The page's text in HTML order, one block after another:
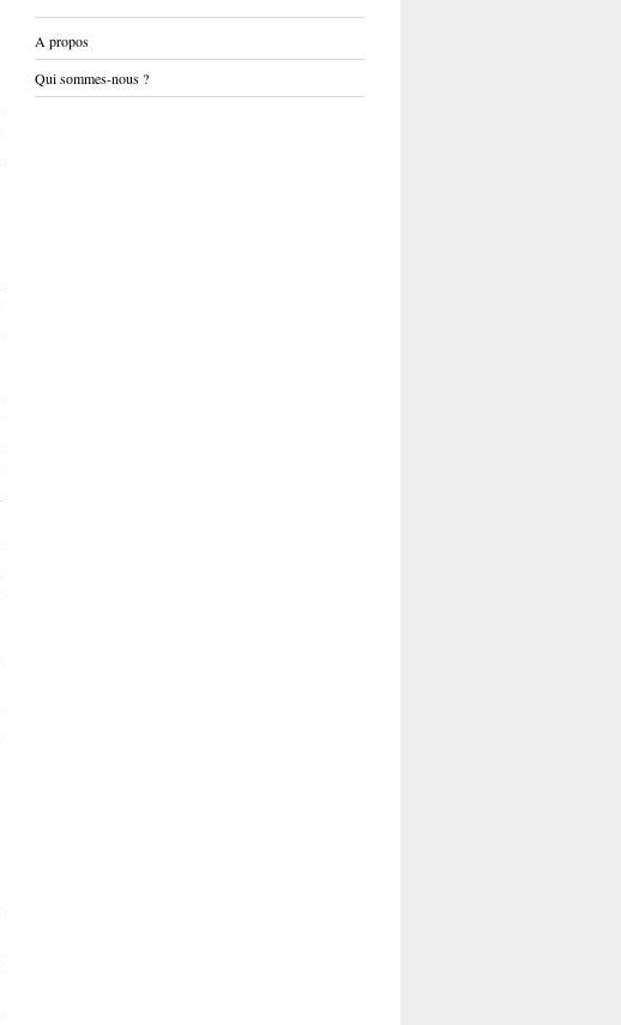
A propos
Qui sommes-nous ?